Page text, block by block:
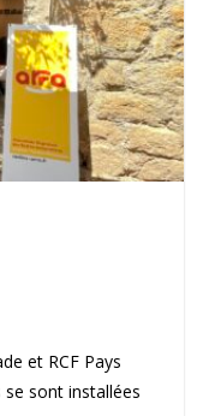
et RCF Pays
se sont installées